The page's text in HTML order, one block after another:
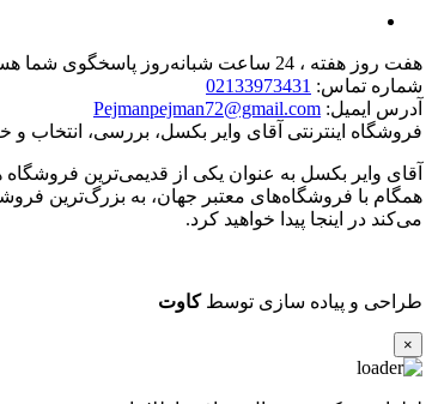
هفت روز هفته ، 24 ساعت شبانه‌روز پاسخگوی شما هستیم.
شماره تماس: 02133973431
آدرس ایمیل: Pejmanpejman72@gmail.com
فروشگاه اینترنتی آقای وایر بکسل، بررسی، انتخاب و
همگام با فروشگاه‌های معتبر جهان، به بزرگ‌ترین
می‌کند در اینجا پیدا خواهید کرد.
طراحی و پیاده سازی توسطکاوت
×